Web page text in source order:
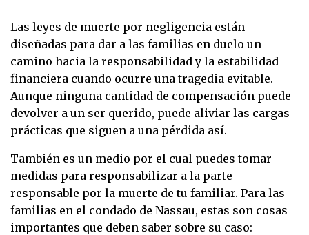
Las leyes de muerte por negligencia están
diseñadas para dar a las familias en duelo un
camino hacia la responsabilidad y la estabilidad
financiera cuando ocurre una tragedia evitable.
Aunque ninguna cantidad de compensación puede
devolver a un ser querido, puede aliviar las cargas
prácticas que siguen a una pérdida así.
También es un medio por el cual puedes tomar
medidas para responsabilizar a la parte
responsable por la muerte de tu familiar. Para las
familias en el condado de Nassau, estas son cosas
importantes que deben saber sobre su caso: